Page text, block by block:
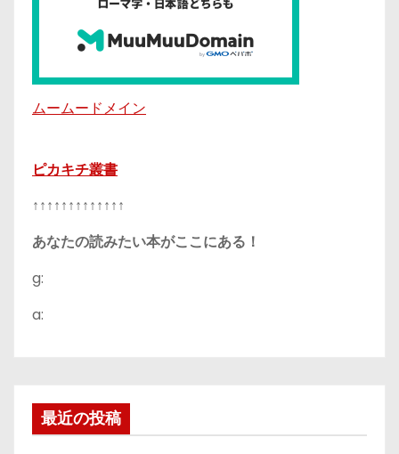
ムームードメイン
ピカキチ叢書
↑↑↑↑↑↑↑↑↑↑↑↑↑
あなたの読みたい本がここにある！
g:
a:
最近の投稿